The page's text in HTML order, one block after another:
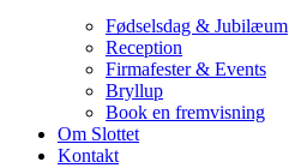
Fødselsdag & Jubilæum
Reception
Firmafester & Events
Bryllup
Book en fremvisning
Om Slottet
Kontakt